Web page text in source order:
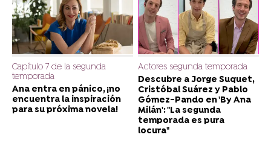
Capítulo 7 de la segunda
temporada
Ana entra en pánico, ¡no
encuentra la inspiración
para su próxima novela!
Actores segunda temporada
Descubre a Jorge Suquet,
Cristóbal Suárez y Pablo
Gómez-Pando en 'By Ana
Milán': "La segunda
temporada es pura
locura"